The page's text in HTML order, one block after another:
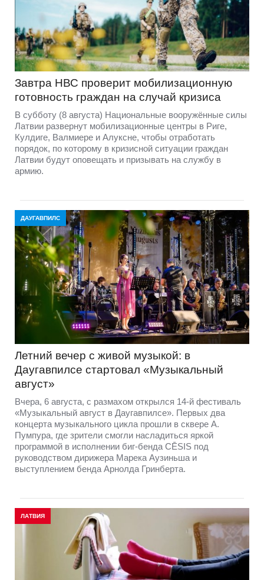
Завтра НВС проверит мобилизационную
готовность граждан на случай кризиса
В субботу (8 августа) Национальные вооружённые силы
Латвии развернут мобилизационные центры в Риге,
Кулдиге, Валмиере и Алуксне, чтобы отработать
порядок, по которому в кризисной ситуации граждан
Латвии будут оповещать и призывать на службу в
армию.
ДАУГАВПИЛС
Летний вечер с живой музыкой: в
Даугавпилсе стартовал «Музыкальный
август»
Вчера, 6 августа, с размахом открылся 14-й фестиваль
«Музыкальный август в Даугавпилсе». Первых два
концерта музыкального цикла прошли в сквере А.
Пумпура, где зрители смогли насладиться яркой
программой в исполнении биг-бенда CĒSIS под
руководством дирижера Марека Аузиньша и
выступлением бенда Арнолда Гринберта.
ЛАТВИЯ